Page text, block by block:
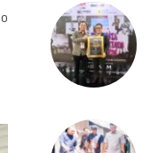
0